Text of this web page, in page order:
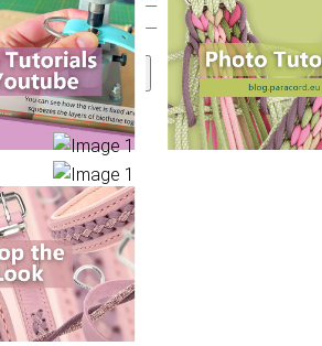
Sortiment